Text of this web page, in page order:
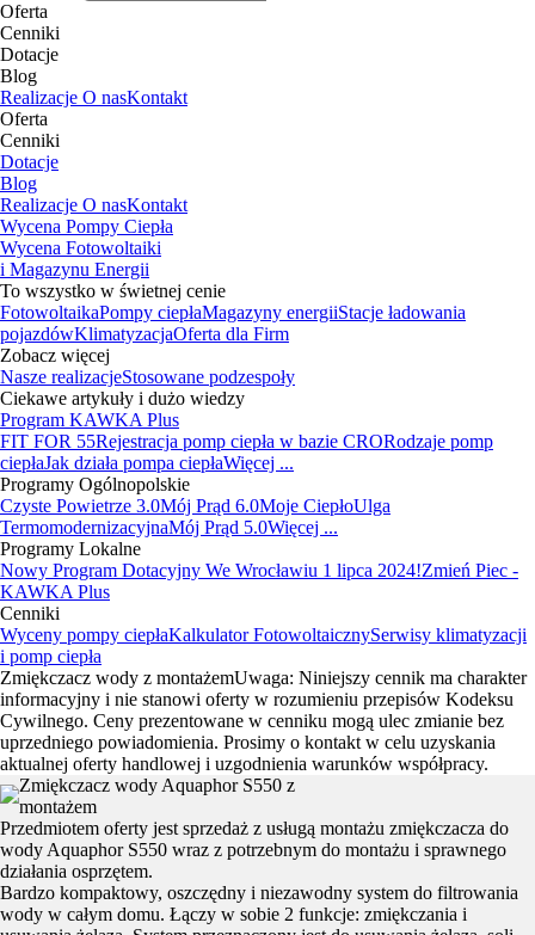
Oferta
Cenniki
Dotacje
Blog
Realizacje O nasKontakt
Oferta
Cenniki
Dotacje
Blog
Realizacje O nasKontakt
Wycena Pompy Ciepła
Wycena Fotowoltaiki
i Magazynu Energii
To wszystko w świetnej cenie
FotowoltaikaPompy ciepłaMagazyny energiiStacje ładowania
pojazdówKlimatyzacjaOferta dla Firm
Zobacz więcej
Nasze realizacjeStosowane podzespoły
Ciekawe artykuły i dużo wiedzy
Program KAWKA Plus
FIT FOR 55Rejestracja pomp ciepła w bazie CRORodzaje pomp
ciepłaJak działa pompa ciepłaWięcej ...
Programy Ogólnopolskie
Czyste Powietrze 3.0Mój Prąd 6.0Moje CiepłoUlga
TermomodernizacyjnaMój Prąd 5.0Więcej ...
Programy Lokalne
Nowy Program Dotacyjny We Wrocławiu 1 lipca 2024!Zmień Piec -
KAWKA Plus
Cenniki
Wyceny pompy ciepłaKalkulator FotowoltaicznySerwisy klimatyzacji
i pomp ciepła
Zmiękczacz wody z montażemUwaga: Niniejszy cennik ma charakter
informacyjny i nie stanowi oferty w rozumieniu przepisów Kodeksu
Cywilnego. Ceny prezentowane w cenniku mogą ulec zmianie bez
uprzedniego powiadomienia. Prosimy o kontakt w celu uzyskania
aktualnej oferty handlowej i uzgodnienia warunków współpracy.
Zmiękczacz wody Aquaphor S550 z
montażem
Przedmiotem oferty jest sprzedaż z usługą montażu zmiękczacza do
wody Aquaphor S550 wraz z potrzebnym do montażu i sprawnego
działania osprzętem.
Bardzo kompaktowy, oszczędny i niezawodny system do filtrowania
wody w całym domu. Łączy w sobie 2 funkcje: zmiękczania i